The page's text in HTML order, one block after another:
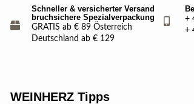
Schneller & versicherter Versand
bruchsichere Spezialverpackung
GRATIS ab € 89 Österreich
Deutschland ab € 129
+
+
WEINHERZ Tipps